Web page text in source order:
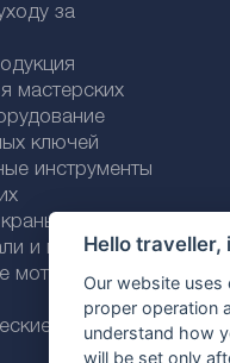
Hello traveller,
Our website uses
proper operation
understand how
will be set only
за
мастерских
ключей
инструменты
/ трубки
и пластика
моторные
моторные